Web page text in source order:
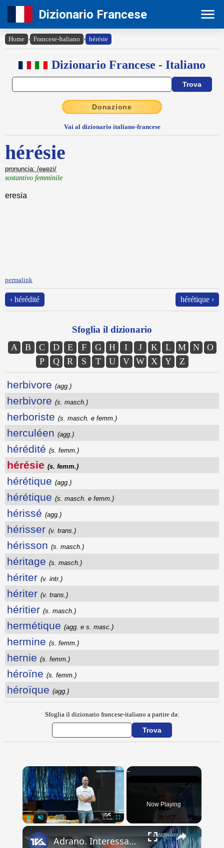
Dizionario Francese
Home › Francese-Italiano › hérésie
Dizionario Francese - Italiano
Donazione
Vai al dizionario italiano-francese
hérésie
pronuncia: /eʁezi/
sostantivo femminile
eresia
permalink
‹ hérédité hérétique ›
Sfoglia il dizionario
A B C D E F G H I J K L M N
O
P
Q R S T U V W X Y Z
herbivore (agg.)
herbivore (s. masch.)
herboriste (s. masch. e femm.)
herculéen (agg.)
hérédité (s. femm.)
hérésie (s. femm.)
hérétique (agg.)
hérétique (s. masch. e femm.)
hérissé (agg.)
hérisser (v. trans.)
hérisson (s. masch.)
héritage (s. masch.)
hériter (v. intr.)
hériter (v. trans.)
héritier (s. masch.)
hermétique (agg. e s. masc.)
hermine (s. femm.)
hernie (s. femm.)
héroïne (s. femm.)
héroïque (agg.)
Sfoglia il dizionario francese-italiano a partire da:
×
Now Playing
×
Adrano. Interessante incontro al liceo “Verga” con il prof. Fabio Gamberini. Studenti del Linguistic